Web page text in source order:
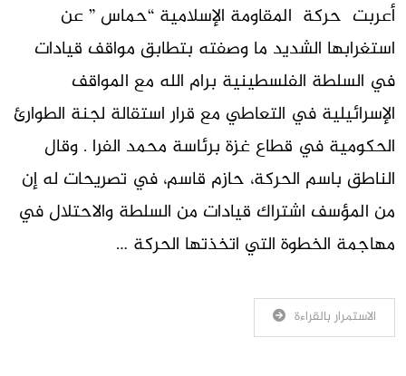
أعربت حركة المقاومة الإسلامية “حماس ” عن
استغرابها الشديد ما وصفته بتطابق مواقف قيادات
في السلطة الفلسطينية برام الله مع المواقف
الإسرائيلية في التعاطي مع قرار استقالة لجنة الطوارئ
الحكومية في قطاع غزة برئاسة محمد الفرا . وقال
الناطق باسم الحركة، حازم قاسم، في تصريحات له إن
من المؤسف اشتراك قيادات من السلطة والاحتلال في
مهاجمة الخطوة التي اتخذتها الحركة …
الاستمرار بالقراءة